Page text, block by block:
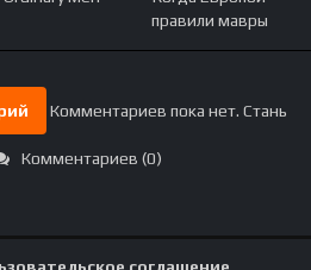
правили мавры
Комментариев пока нет. Стань
Комментариев (0)